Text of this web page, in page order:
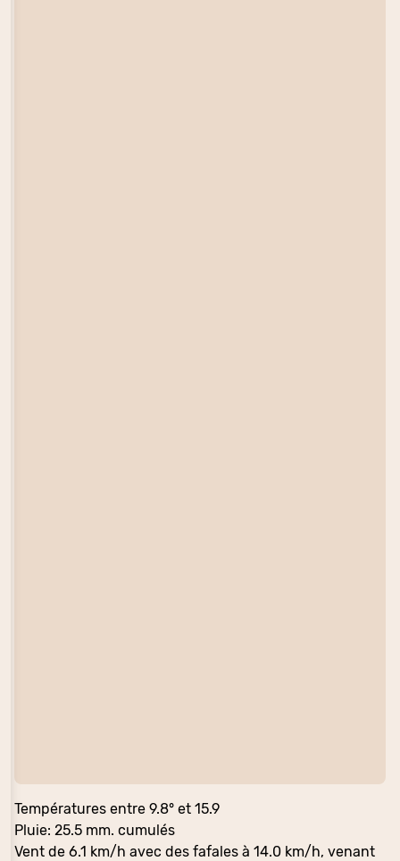
Températures entre 9.8° et 15.9
Pluie: 25.5 mm. cumulés
Vent de 6.1 km/h avec des fafales à 14.0 km/h, venant